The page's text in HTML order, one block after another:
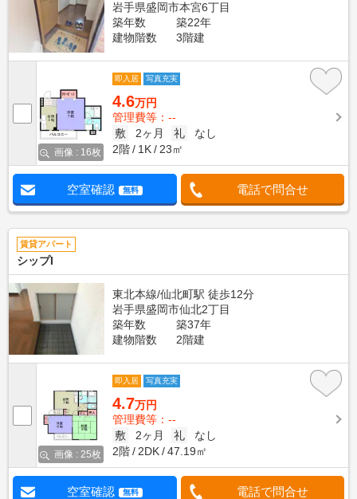
岩手県盛岡市本宮6丁目
築年数
築22年
建物階数
3階建
画像 : 16枚
即入居 写真充実
4.6万円
管理費等：--
敷
2ヶ月 礼
なし
2階
1K 23㎡
空室確認 無料 電話で問合せ
賃貸アパート
シップI
東北本線/仙北町駅 徒歩12分
岩手県盛岡市仙北2丁目
築年数
築37年
建物階数
2階建
画像 : 25枚
即入居 写真充実
4.7万円
管理費等：--
敷
2ヶ月 礼
なし
2階
2DK 47.19㎡
空室確認 無料 電話で問合せ